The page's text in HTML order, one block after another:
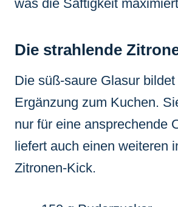
was die Saftigkeit
Die strahlende
Die süß-saure Glasur
Ergänzung zum Kuchen.
nur für eine ansprechende
liefert auch einen weiteren
Zitronen-Kick.